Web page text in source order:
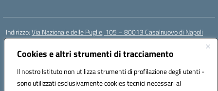
Cookies e altri strumenti di tracciamento
Il nostro Istituto non utilizza strumenti di profilazione degli utenti -
sono utilizzati esclusivamente cookies tecnici necessari al
Indirizzo:Via Nazionale delle Puglie, 105 – 80013 Casalnuovo di Napoli
Centralino:
Email:naee32300a@istruzione.it
Codice fiscale: 93007720639